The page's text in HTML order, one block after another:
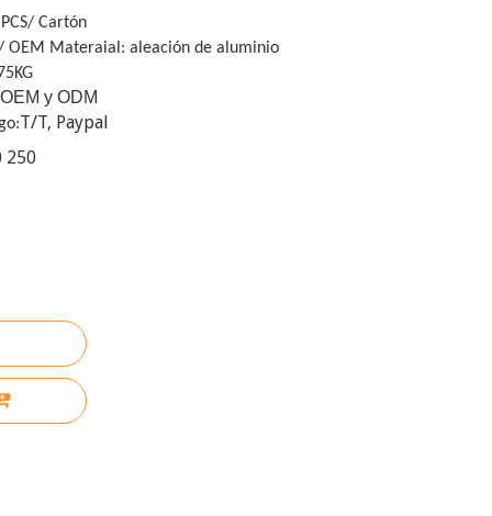
Cartón
OEM Materaial: aleación de aluminio
OEM y ODM
T/T, Paypal
250